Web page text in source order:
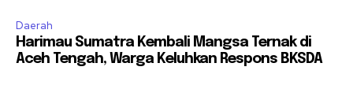
Daerah
Harimau Sumatra Kembali Mangsa Ternak di
Aceh Tengah, Warga Keluhkan Respons BKSDA